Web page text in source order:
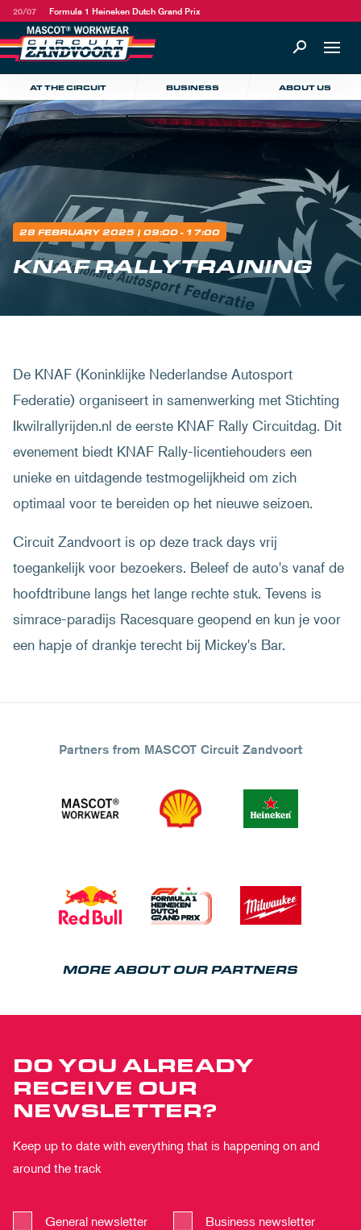
20/07 Formula 1 Heineken Dutch Grand Prix
AT THE CIRCUIT BUSINESS ABOUT US
28 FEBRUARY 2025 | 09:00 - 17:00
KNAF RALLYTRAINING
De KNAF (Koninklijke Nederlandse Autosport
Federatie) organiseert in samenwerking met Stichting
Ikwilrallyrijden.nl de eerste KNAF Rally Circuitdag. Dit
evenement biedt KNAF Rally-licentiehouders een
unieke en uitdagende testmogelijkheid om zich
optimaal voor te bereiden op het nieuwe seizoen.
Circuit Zandvoort is op deze track days vrij
toegankelijk voor bezoekers. Beleef de auto's vanaf de
hoofdtribune langs het lange rechte stuk. Tevens is
simrace-paradijs Racesquare geopend en kun je voor
een hapje of drankje terecht bij Mickey's Bar.
Partners from MASCOT Circuit Zandvoort
MORE ABOUT OUR PARTNERS
DO YOU ALREADY
RECEIVE OUR
NEWSLETTER?
Keep up to date with everything that is happening on and
around the track
General newsletter Business newsletter